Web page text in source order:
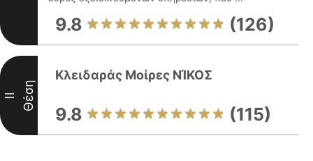
9.8 (126)
II Θέση
Κλειδαράς Μοίρες ΝΊΚΟΣ
9.8 (115)